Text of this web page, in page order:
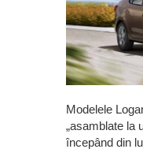
Modelele
„asamblate la
începând din